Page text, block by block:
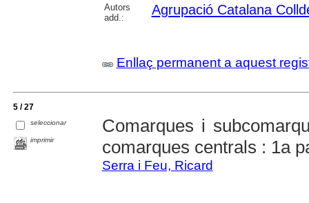
Autors
add.:
Agrupació Catalana
Enllaç permanent a aquest
5 / 27
seleccionar
imprimir
Comarques i
comarques centrals : 1a
Serra i Feu, Ricard